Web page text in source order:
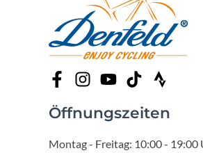
Öffnungszeiten
Montag - Freitag: 10:00 - 19:00